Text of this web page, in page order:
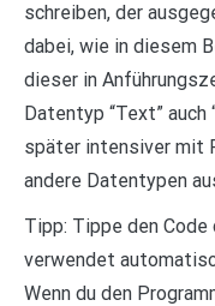
schreiben, der
dabei, wie in diesem
dieser in
Datentyp “Text” auch
später intensiver mit
andere Datentypen
Tipp: Tippe den
verwendet
Wenn du den